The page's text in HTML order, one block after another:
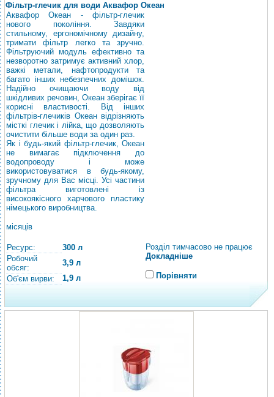
Фільтр-глечик для води Аквафор Океан
Аквафор Океан - фільтр-глечик
нового покоління. Завдяки
стильному, ергономічному дизайну,
тримати фільтр легко та зручно.
Фільтруючий модуль ефективно та
незворотно затримує активний хлор,
важкі метали, нафтопродукти та
багато інших небезпечних домішок.
Надійно очищаючи воду від
шкідливих речовин, Океан зберігає її
корисні властивості. Від інших
фільтрів-глечиків Океан відрізняють
місткі глечик і лійка, що дозволяють
очистити більше води за один раз.
Як і будь-який фільтр-глечик, Океан
не вимагає підключення до
водопроводу і може
використовуватися в будь-якому,
зручному для Вас місці. Усі частини
фільтра виготовлені із
високоякісного харчового пластику
німецького виробництва.
місяців
Ресурс:
300 л
Робочий
обсяг:
3,9 л
Об'єм вирви:
1,9 л
Розділ тимчасово не працює
Докладніше
Порівняти